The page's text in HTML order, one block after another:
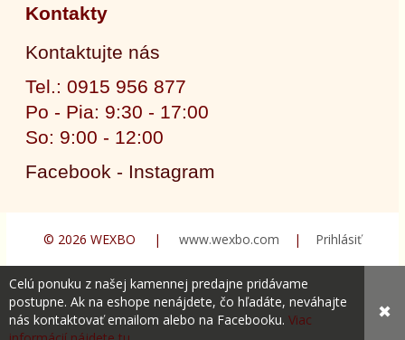
Kontakty
Kontaktujte nás
Tel.: 0915 956 877
Po - Pia: 9:30 - 17:00
So: 9:00 - 12:00
Facebook - Instagram
© 2026 WEXBO | www.wexbo.com | Prihlásiť
Celú ponuku z našej kamennej predajne pridávame
postupne. Ak na eshope nenájdete, čo hľadáte, neváhajte
nás kontaktovať emailom alebo na Facebooku. Viac
✖